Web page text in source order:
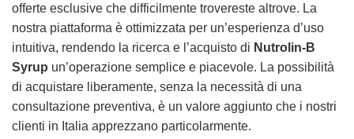
offerte esclusive che difficilmente trovereste altrove. La
nostra piattaforma è ottimizzata per un’esperienza d’uso
intuitiva, rendendo la ricerca e l’acquisto di Nutrolin-B
Syrup un’operazione semplice e piacevole. La possibilità
di acquistare liberamente, senza la necessità di una
consultazione preventiva, è un valore aggiunto che i nostri
clienti in Italia apprezzano particolarmente.